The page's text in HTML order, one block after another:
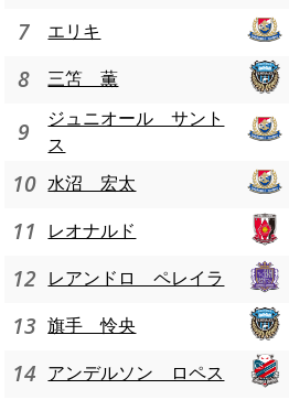
7 エリキ
8 三笘 薫
9
ジュニオール サント
ス
10 水沼 宏太
11 レオナルド
12 レアンドロ ペレイラ
13 旗手 怜央
14 アンデルソン ロペス